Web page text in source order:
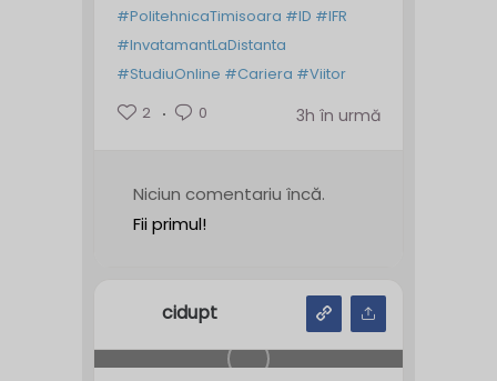
#PolitehnicaTimisoara #ID #IFR
#InvatamantLaDistanta
#StudiuOnline #Cariera #Viitor
2
0 3h în urmă
Niciun comentariu încă.
Fii primul!
cidupt